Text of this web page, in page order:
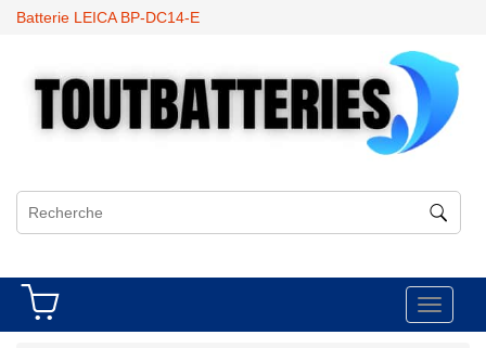
Batterie LEICA BP-DC14-E
Toggle